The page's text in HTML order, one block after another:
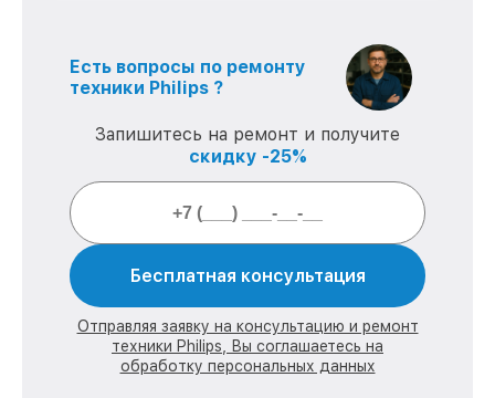
Есть вопросы по ремонту
техники Philips ?
Запишитесь на ремонт и получите
скидку -25%
Бесплатная консультация
Отправляя заявку на консультацию и ремонт
техники Philips, Вы соглашаетесь на
обработку персональных данных